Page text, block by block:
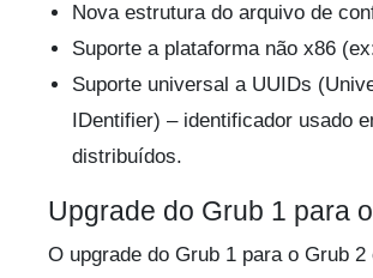
Nova estrutura do arquivo de
Suporte a plataforma não x86
Suporte universal a UUIDs
IDentifier) – identificador usado
distribuídos.
Upgrade do Grub 1 para
O upgrade do Grub 1 para o Grub